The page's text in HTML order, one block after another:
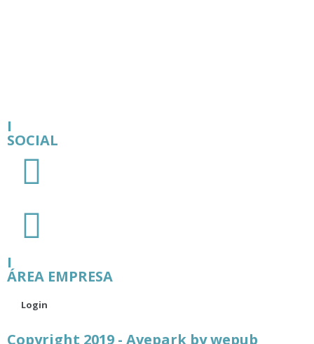
I
SOCIAL
I
ÁREA EMPRESA
Login
Copyright 2019 - Avepark bywepub